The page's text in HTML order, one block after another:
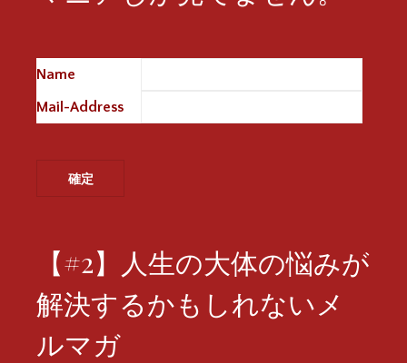
Name
Mail-Address
【#2】人生の大体の悩みが
解決するかもしれないメ
ルマガ